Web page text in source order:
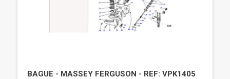
BAGUE - MASSEY FERGUSON - REF: VPK1405